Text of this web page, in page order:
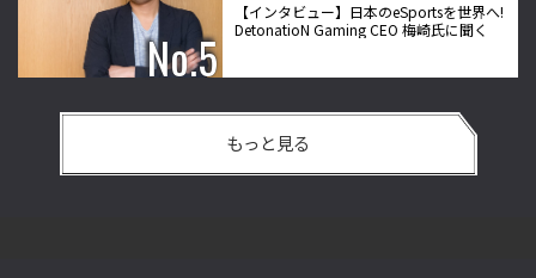
【インタビュー】日本のeSportsを世界へ!
DetonatioN Gaming CEO 梅崎氏に聞く
もっと見る